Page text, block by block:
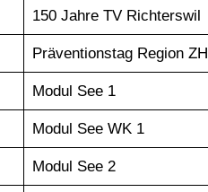
150 Jahre TV Richterswil
Präventionstag Region ZH
Modul See 1
Modul See WK 1
Modul See 2